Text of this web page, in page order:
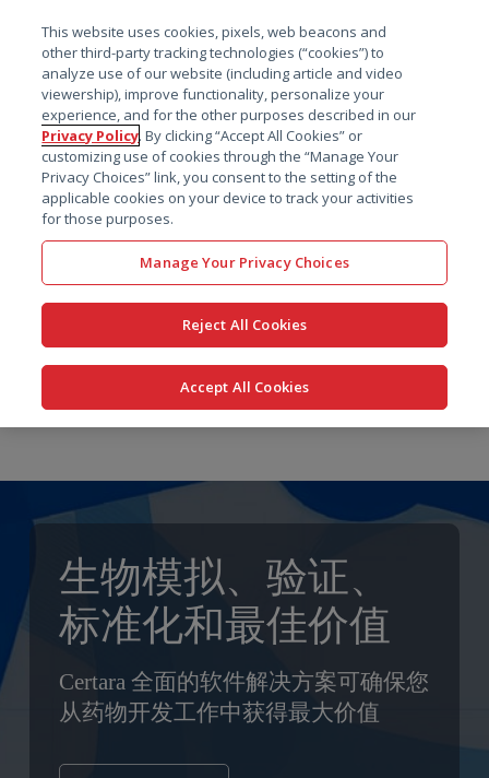
搜索
生物模拟、验证、
标准化和最佳价值
Certara 全面的软件解决方案可确保您
从药物开发工作中获得最大价值
This website uses cookies, pixels, web beacons and
other third-party tracking technologies (“cookies”) to
analyze use of our website (including article and video
viewership), improve functionality, personalize your
experience, and for the other purposes described in our
Privacy Policy. By clicking “Accept All Cookies” or
customizing use of cookies through the “Manage Your
Privacy Choices” link, you consent to the setting of the
applicable cookies on your device to track your activities
for those purposes.
Manage Your Privacy Choices
Reject All Cookies
Accept All Cookies